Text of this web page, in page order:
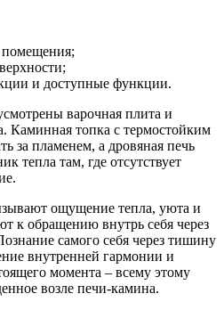
помещения;
и доступные функции.
варочная плита и
Каминная топка с термостойким
за пламенем, а дровяная печь
тепла там, где отсутствует
ощущение тепла, уюта и
к обращению внутрь себя через
самого себя через тишину
внутренней гармонии и
момента – всему этому
возле печи-камина.